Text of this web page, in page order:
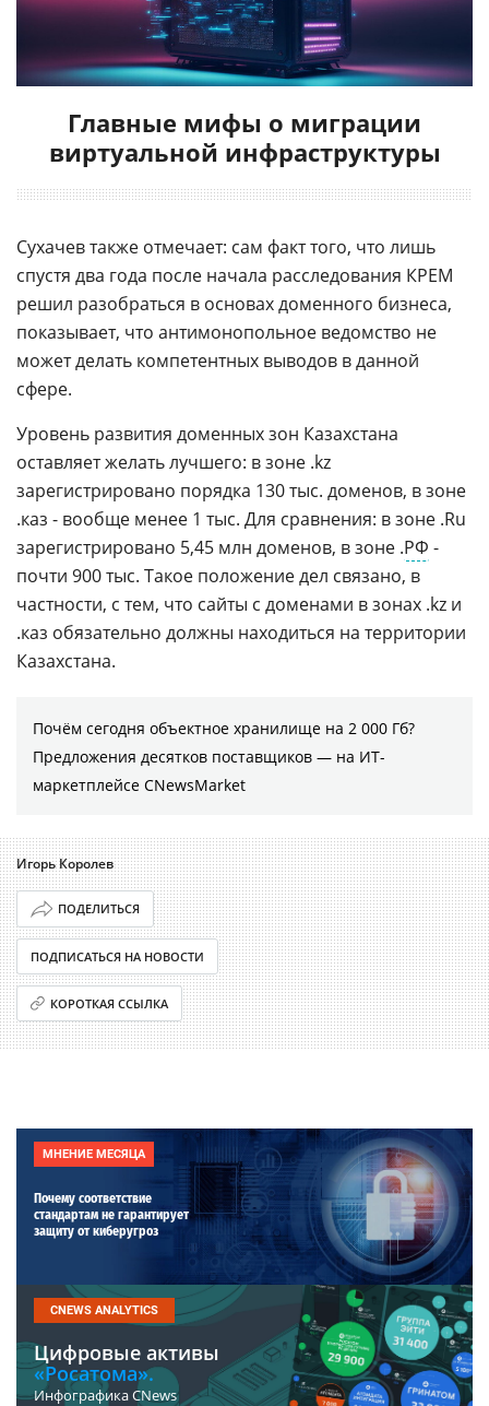
Главные мифы о миграции
виртуальной инфраструктуры
Сухачев также отмечает: сам факт того, что лишь
спустя два года после начала расследования КРЕМ
решил разобраться в основах доменного бизнеса,
показывает, что антимонопольное ведомство не
может делать компетентных выводов в данной
сфере.
Уровень развития доменных зон Казахстана
оставляет желать лучшего: в зоне .kz
зарегистрировано порядка 130 тыс. доменов, в зоне
.каз - вообще менее 1 тыс. Для сравнения: в зоне .Ru
зарегистрировано 5,45 млн доменов, в зоне .РФ -
почти 900 тыс. Такое положение дел связано, в
частности, с тем, что сайты с доменами в зонах .kz и
.каз обязательно должны находиться на территории
Казахстана.
Почём сегодня объектное хранилище на 2 000 Гб?
Предложения десятков поставщиков ― на ИТ-
маркетплейсе CNewsMarket
Игорь Королев
ПОДЕЛИТЬСЯ
ПОДПИСАТЬСЯ НА НОВОСТИ
КОРОТКАЯ ССЫЛКА
МНЕНИЕ МЕСЯЦА
Почему соответствие
стандартам не гарантирует
защиту от киберугроз
CNEWS ANALYTICS
Цифровые активы
«Росатома».
Инфографика CNews